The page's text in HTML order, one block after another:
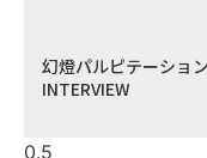
幻燈パルピテーショ
INTERVIEW